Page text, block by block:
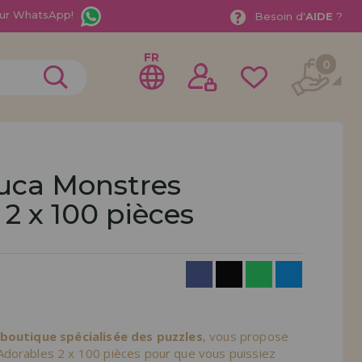
WhatsApp! Besoin d'AIDE ?
en tant que
FR 0
Monstres
x 100 pièces
spécialisée des puzzles, vous propose
2 x 100 pièces pour que vous puissiez